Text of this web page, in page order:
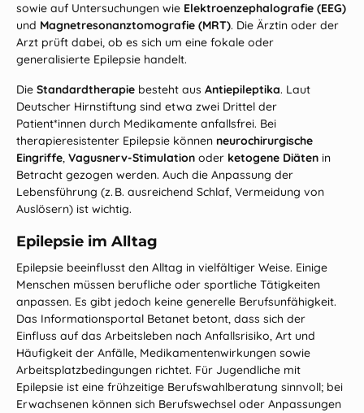
sowie auf Untersuchungen wie Elektroenzephalografie (EEG)
und Magnetresonanztomografie (MRT). Die Ärztin oder der
Arzt prüft dabei, ob es sich um eine fokale oder
generalisierte Epilepsie handelt.
Die Standardtherapie besteht aus Antiepileptika. Laut
Deutscher Hirnstiftung sind etwa zwei Drittel der
Patient*innen durch Medikamente anfallsfrei. Bei
therapieresistenter Epilepsie können neurochirurgische
Eingriffe, Vagusnerv‑Stimulation oder ketogene Diäten in
Betracht gezogen werden. Auch die Anpassung der
Lebensführung (z. B. ausreichend Schlaf, Vermeidung von
Auslösern) ist wichtig.
Epilepsie im Alltag
Epilepsie beeinflusst den Alltag in vielfältiger Weise. Einige
Menschen müssen berufliche oder sportliche Tätigkeiten
anpassen. Es gibt jedoch keine generelle Berufsunfähigkeit.
Das Informationsportal Betanet betont, dass sich der
Einfluss auf das Arbeitsleben nach Anfallsrisiko, Art und
Häufigkeit der Anfälle, Medikamentenwirkungen sowie
Arbeitsplatzbedingungen richtet. Für Jugendliche mit
Epilepsie ist eine frühzeitige Berufswahlberatung sinnvoll; bei
Erwachsenen können sich Berufswechsel oder Anpassungen